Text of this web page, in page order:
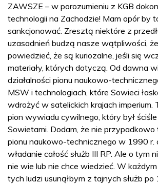
ZAWSZE – w porozumieniu z KGB
technologii na Zachodzie! Mam opór by
sankcjonować. Zresztą niektóre z
uzasadnień budzą nasze wątpliwości,
powiedzieć, że są kuriozalne, jeśli się
materiały, których dotyczą. Od dawna
działalności pionu naukowo-
MSW i technologiach, które Sowieci
wdrożyć w satelickich krajach imperium.
pion wywiadu cywilnego, który był
Sowietami. Dodam, że nie przypadkowo
pionu naukowo-technicznego w 1990 r.
władanie całość służb III RP. Ale o tym
nie wie lub nie chce wiedzieć. W
tych ludzi usunąłbym z tajnych służb po